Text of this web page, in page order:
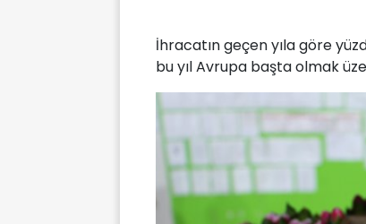
İhracatın geçen yıla göre
bu yıl Avrupa başta olmak